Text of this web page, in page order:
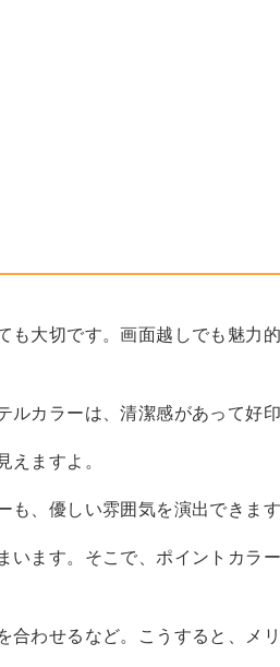
も大切です。画面越しでも魅力
カラーは、清潔感があって好印
ますよ。
、優しい雰囲気を演出できます
います。そこで、ポイントカラ
わせるなど。こうすると、メ